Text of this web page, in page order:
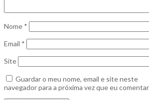
Nome *
Email *
Site
Guardar o meu nome, email e site neste
navegador para a próxima vez que eu comentar.